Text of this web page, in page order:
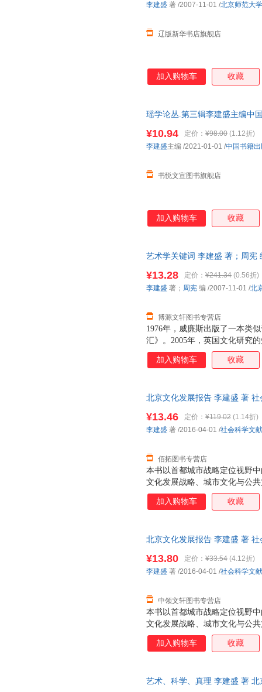
辽版新华书店旗舰店
李建盛 著 /2007-11-01 /北京师范大
加入购物车 收藏
瑶学论丛.第三辑李建盛主编中
¥10.94 定价： ¥98.00 (1.12折)
书悦文宣图书旗舰店
李建盛主编 /2021-01-01 /中国书籍
加入购物车 收藏
艺术学关键词 李建盛 著；周宪
1976年，威廉斯出版了一本类
汇》。2005年，英国文化研究
关键词--新修订的文化与社会
《新关键词》，三十年间，学
¥13.28 定价： ¥241.34 (0.56折)
博源文轩图书专营店
李建盛 著； 周宪 编 /2007-11-01 /北
加入购物车 收藏
北京文化发展报告 李建盛 著
本书以首都城市战略定位视野
文化发展战略、城市文化与公
历史文化名城保护与文化交流
新进展、新成就和新动态，并
¥13.46 定价： ¥119.02 (1.14折)
佰拓图书专营店
李建盛 著 /2016-04-01 /社会科学文
加入购物车 收藏
北京文化发展报告 李建盛 著
本书以首都城市战略定位视野
文化发展战略、城市文化与公
历史文化名城保护与文化交流
新进展、新成就和新动态，并
¥13.80 定价： ¥33.54 (4.12折)
中领文轩图书专营店
李建盛 著 /2016-04-01 /社会科学文
加入购物车 收藏
艺术、科学、真理 李建盛 著